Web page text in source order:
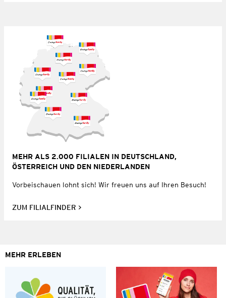
MEHR ALS 2.000 FILIALEN IN DEUTSCHLAND,
ÖSTERREICH UND DEN NIEDERLANDEN
Vorbeischauen lohnt sich! Wir freuen uns auf Ihren Besuch!
ZUM FILIALFINDER
MEHR ERLEBEN